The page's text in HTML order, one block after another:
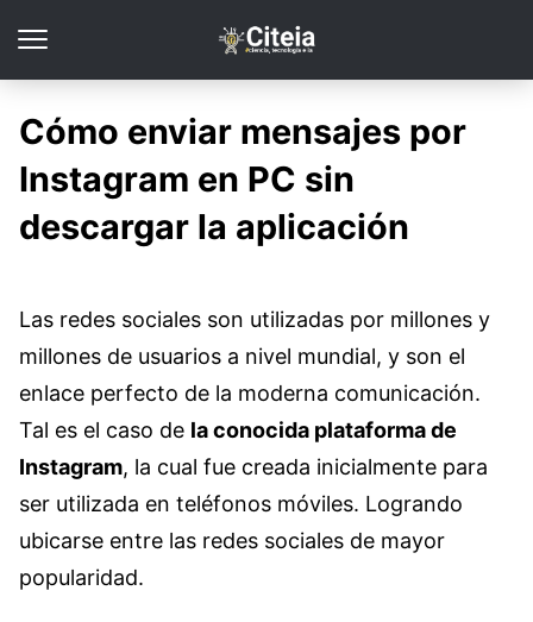
Cómo enviar mensajes por
Instagram en PC sin
descargar la aplicación
Las redes sociales son utilizadas por millones y
millones de usuarios a nivel mundial, y son el
enlace perfecto de la moderna comunicación.
Tal es el caso de la conocida plataforma de
Instagram, la cual fue creada inicialmente para
ser utilizada en teléfonos móviles. Logrando
ubicarse entre las redes sociales de mayor
popularidad.